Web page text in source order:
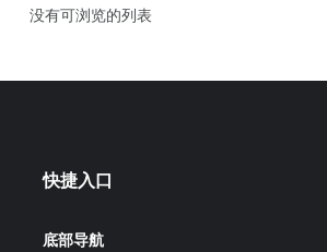
没有可浏览的列表
快捷入口
底部导航